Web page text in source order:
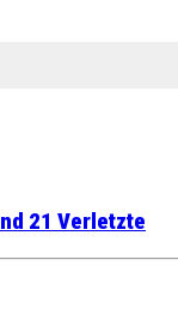
21 Verletzte